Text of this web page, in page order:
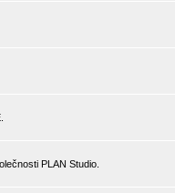
PLAN Studio.